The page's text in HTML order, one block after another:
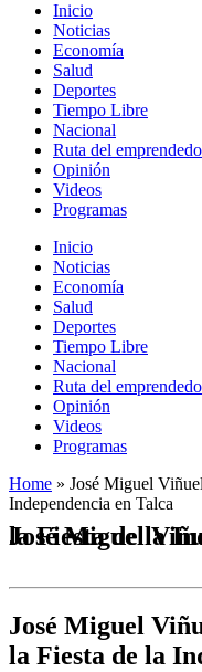
Inicio
Noticias
Economía
Salud
Deportes
Tiempo Libre
Nacional
Ruta del
Opinión
Videos
Programas
Inicio
Noticias
Economía
Salud
Deportes
Tiempo Libre
Nacional
Ruta del
Opinión
Videos
Programas
Home » José Miguel
Independencia en Talca
José Miguel Viñuela será el
José Miguel
la Fiesta de la